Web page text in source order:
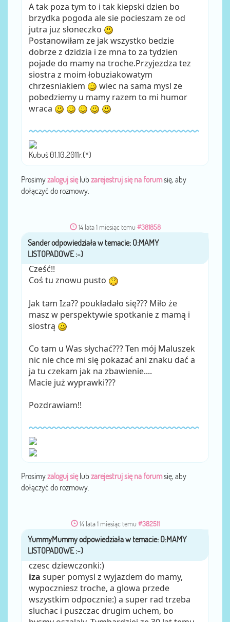
A tak poza tym to i tak kiepski dzien bo
brzydka pogoda ale sie pocieszam ze od
jutra juz słoneczko
Postanowiłam ze jak wszystko bedzie
dobrze z dzidzia i ze mna to za tydzien
pojade do mamy na troche.Przyjezdza tez
siostra z moim łobuziakowatym
chrzesniakiem
wiec na sama mysl ze
pobedziemy u mamy razem to mi humor
wraca
Kubuś 01.10.2011r.(*)
Prosimyzaloguj sięlub zarejestruj się na forumsię, aby
dołączyć do rozmowy.
14 lata 1 miesiąc temu #381858
przezSander
Cześć!!
Coś tu znowu pusto
Jak tam Iza?? poukładało się??? Miło że
masz w perspektywie spotkanie z mamą i
siostrą
Co tam u Was słychać??? Ten mój Maluszek
nic nie chce mi się pokazać ani znaku dać a
ja tu czekam jak na zbawienie....
Macie już wyprawki???
Pozdrawiam!!
Prosimyzaloguj sięlub zarejestruj się na forumsię, aby
dołączyć do rozmowy.
14 lata 1 miesiąc temu #382511
przezYummyMummy
czesc dziewczonki:)
iza super pomysl z wyjazdem do mamy,
wypoczniesz troche, a glowa przede
wszystkim odpocznie:) a super rad trzeba
sluchac i puszczac drugim uchem, bo